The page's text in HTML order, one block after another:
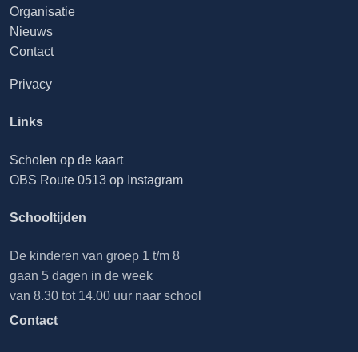
Organisatie
Nieuws
Contact
Privacy
Links
Scholen op de kaart
OBS Route 0513 op Instagram
Schooltijden
De kinderen van groep 1 t/m 8
gaan 5 dagen in de week
van 8.30 tot 14.00 uur naar school
Contact